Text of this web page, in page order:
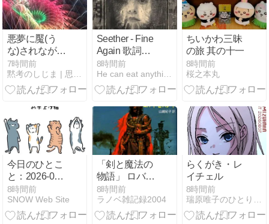
悪夢に魘(う
な)されながら
も尚
7時間前
Seether - Fine
Again 歌詞和
訳 （シーザー
- ファイン・
アゲイン）
8時間前
ちいかわ三昧
の旅 其の十一
8時間前
桜之本丸
今日のひとこ
と：2026-08-
08 -世界猫の
日-
8時間前
SNOW Web Site
「剣と魔法の
物語」 ロバー
ト・Ｅ・ハワ
ード
8時間前
ラノベ雑記録2004
らくがき・レ
イチェル
8時間前